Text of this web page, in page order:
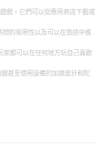
戲。它們可以從應用商店下載或
問的易用性以及可以在旅途中進
家都可以在任何地方玩自己喜歡
甚至使用設備的加速度計和陀